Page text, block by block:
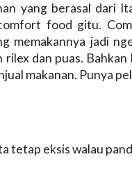
yang berasal dari
food gitu.
memakannya jadi
dan puas.
makanan. Punya
tetap eksis walau